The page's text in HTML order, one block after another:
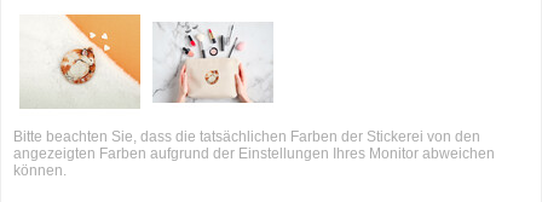
Bitte beachten Sie, dass die tatsächlichen Farben der Stickerei von den
angezeigten Farben aufgrund der Einstellungen Ihres Monitor abweichen
können.